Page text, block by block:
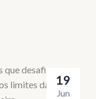
19
Jun